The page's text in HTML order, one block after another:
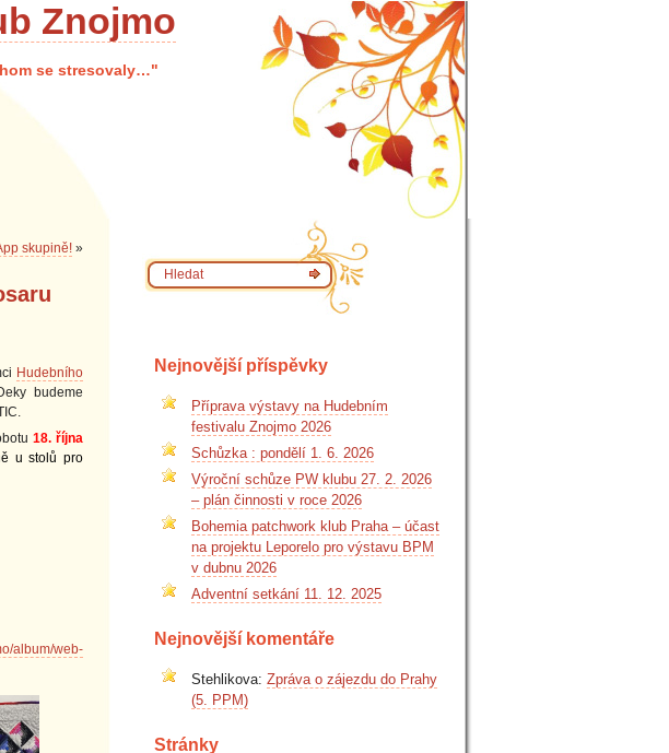
Znojmo
se stresovaly…"
skupině!»
Hudebního
budeme
18. října
u stolů pro
album/web-
Nejnovější příspěvky
Příprava výstavy na Hudebním
festivalu Znojmo 2026
Schůzka : pondělí 1. 6. 2026
Výroční schůze PW klubu 27. 2. 2026
– plán činnosti v roce 2026
Bohemia patchwork klub Praha – účast
na projektu Leporelo pro výstavu BPM
v dubnu 2026
Adventní setkání 11. 12. 2025
Nejnovější komentáře
Stehlikova: Zpráva o zájezdu do Prahy
(5. PPM)
Stránky